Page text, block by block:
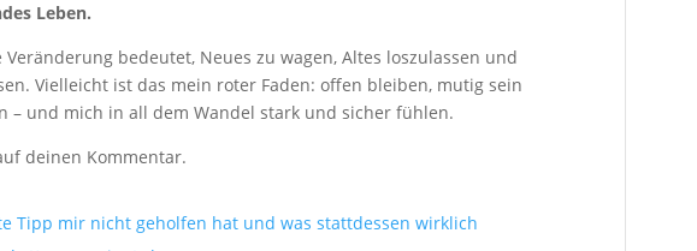
Leben.
bedeutet, Neues zu wagen, Altes loszulassen und
Vielleicht ist das mein roter Faden: offen bleiben, mutig sein
– und mich in all dem Wandel stark und sicher fühlen.
deinen Kommentar.
Tipp mir nicht geholfen hat und was stattdessen wirklich